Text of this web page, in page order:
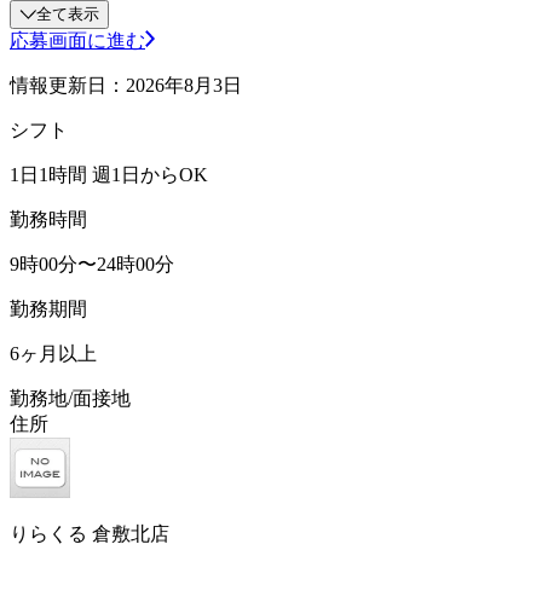
全て表示
応募画面に進む
情報更新日：2026年8月3日
シフト
1日1時間 週1日からOK
勤務時間
9時00分〜24時00分
勤務期間
6ヶ月以上
勤務地/面接地
住所
りらくる 倉敷北店